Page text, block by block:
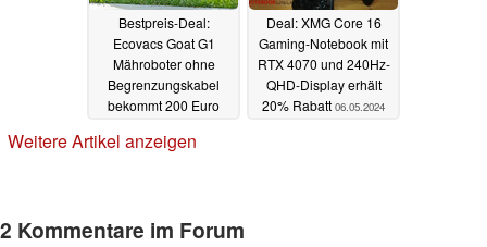
Bestpreis-Deal:
Ecovacs Goat G1
Mähroboter ohne
Begrenzungskabel
bekommt 200 Euro
08.05.2024
Deal: XMG Core 16
Gaming-Notebook mit
RTX 4070 und 240Hz-
QHD-Display erhält
20% Rabatt 06.05.2024
Weitere Artikel anzeigen
2 Kommentare im Forum